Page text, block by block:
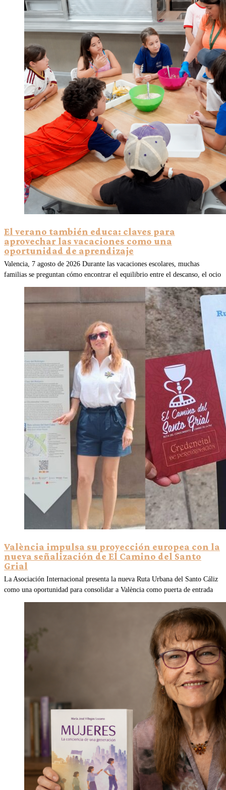
El verano también educa: claves para
aprovechar las vacaciones como una
oportunidad de aprendizaje
Valencia, 7 agosto de 2026 Durante las vacaciones escolares, muchas
familias se preguntan cómo encontrar el equilibrio entre el descanso, el ocio
València impulsa su proyección europea con la
nueva señalización de El Camino del Santo
Grial
La Asociación Internacional presenta la nueva Ruta Urbana del Santo Cáliz
como una oportunidad para consolidar a València como puerta de entrada